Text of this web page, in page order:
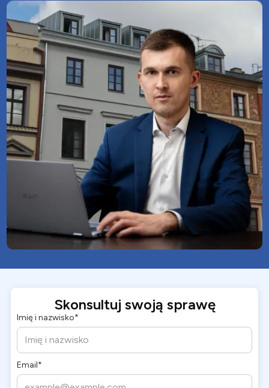
Skonsultuj swoją sprawę
Imię i nazwisko*
Email*